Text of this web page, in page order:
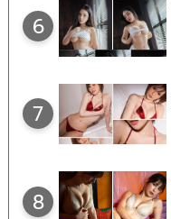
6
7
8